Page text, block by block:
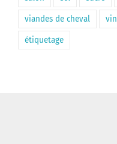
viandes de cheval vin
étiquetage